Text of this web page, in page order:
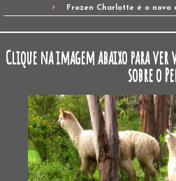
Frozen Charlotte é o novo
Clique na imagem abaixo para
sobre o